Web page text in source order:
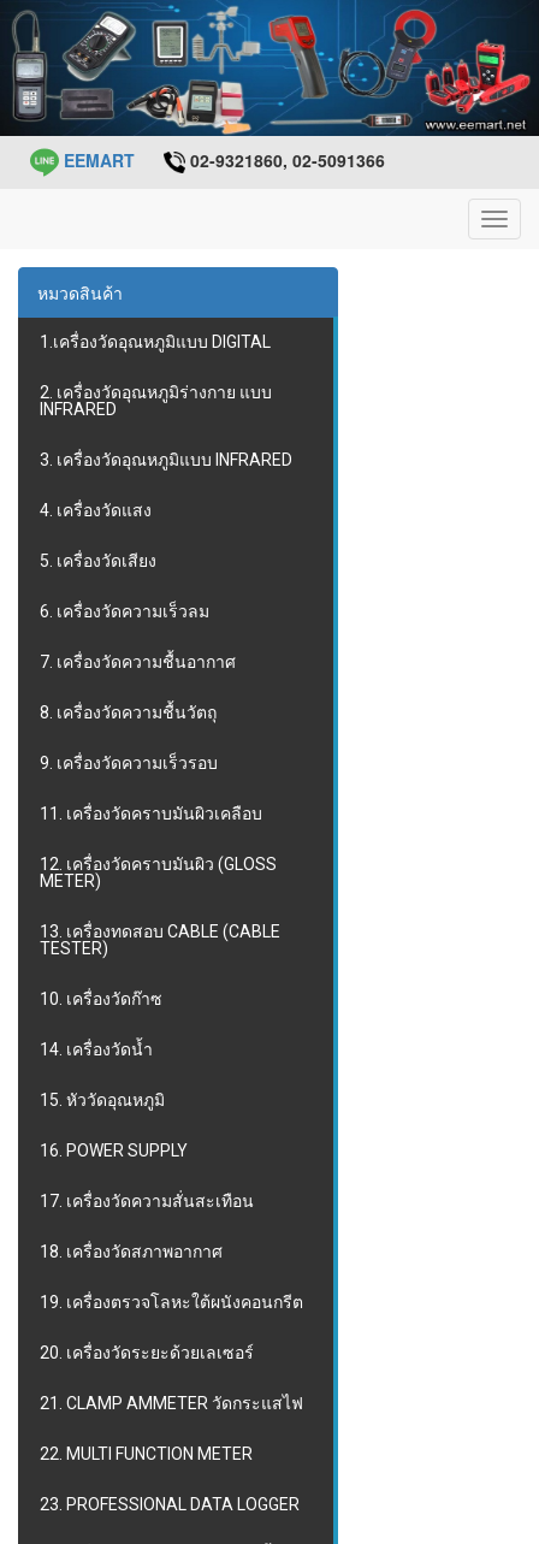
EEMART 02-9321860, 02-5091366
หมวดสินค้า
1.เครื่องวัดอุณหภูมิแบบ DIGITAL
2. เครื่องวัดอุณหภูมิร่างกาย แบบ
INFRARED
3. เครื่องวัดอุณหภูมิแบบ INFRARED
4. เครื่องวัดแสง
5. เครื่องวัดเสียง
6. เครื่องวัดความเร็วลม
7. เครื่องวัดความชื้นอากาศ
8. เครื่องวัดความชื้นวัตถุ
9. เครื่องวัดความเร็วรอบ
11. เครื่องวัดคราบมันผิวเคลือบ
12. เครื่องวัดคราบมันผิว (GLOSS
METER)
13. เครื่องทดสอบ CABLE (CABLE
TESTER)
10. เครื่องวัดก๊าซ
14. เครื่องวัดน้ำ
15. หัววัดอุณหภูมิ
16. POWER SUPPLY
17. เครื่องวัดความสั่นสะเทือน
18. เครื่องวัดสภาพอากาศ
19. เครื่องตรวจโลหะใต้ผนังคอนกรีต
20. เครื่องวัดระยะด้วยเลเซอร์
21. CLAMP AMMETER วัดกระแสไฟ
22. MULTI FUNCTION METER
23. PROFESSIONAL DATA LOGGER